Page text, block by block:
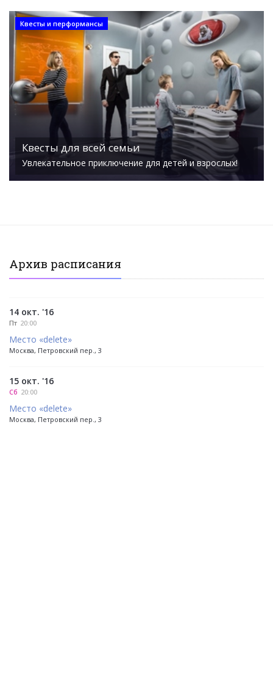
Квесты и перформансы
Квесты для всей семьи
Увлекательное приключение для детей и взрослых!
Архив расписания
14 окт. '16
Пт 20:00
Место «delete»
Москва, Петровский пер., 3
15 окт. '16
Сб 20:00
Место «delete»
Москва, Петровский пер., 3